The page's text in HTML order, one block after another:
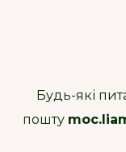
Будь-які
пошту